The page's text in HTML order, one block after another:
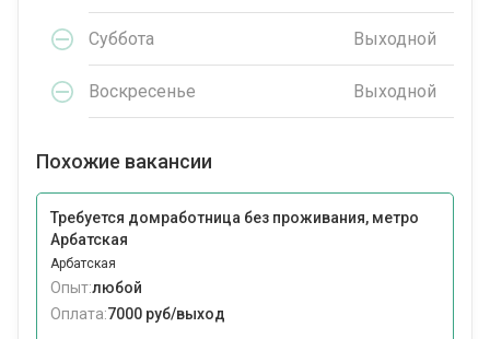
Суббота Выходной
Воскресенье Выходной
Похожие вакансии
Требуется домработница без проживания, метро
Арбатская
Арбатская
Опыт:любой
Оплата:7000 руб/выход